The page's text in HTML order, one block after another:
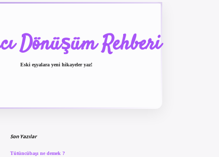
Dönüşüm Rehberi
Eski eşyalara yeni hikayeler yaz!
Son Yazılar
Tütüncübaşı ne demek ?